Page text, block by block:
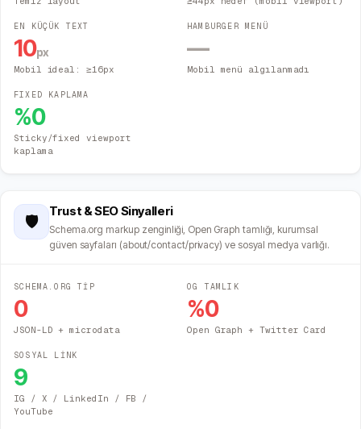
EN KÜÇÜK TEXT
10px
Mobil ideal: ≥16px
HAMBURGER MENÜ
—
Mobil menü algılanmadı
FIXED KAPLAMA
%0
Sticky/fixed viewport
kaplama
🛡️
Trust & SEO Sinyalleri
Schema.org markup zenginliği, Open Graph tamlığı, kurumsal
güven sayfaları (about/contact/privacy) ve sosyal medya varlığı.
SCHEMA.ORG TİP
0
JSON-LD + microdata
OG TAMLIK
%0
Open Graph + Twitter Card
SOSYAL LİNK
9
IG / X / LinkedIn / FB /
YouTube